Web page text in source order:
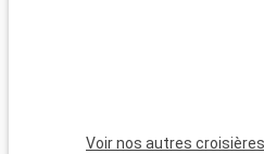
Voir nos autres